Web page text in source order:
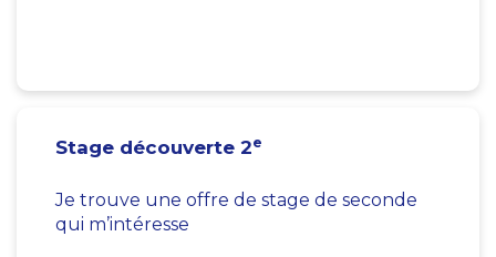
Stage découverte 2e
Je trouve une offre de stage de seconde
qui m’intéresse